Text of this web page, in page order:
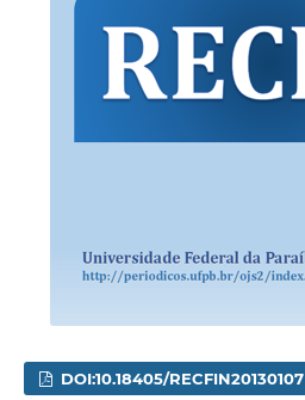
DOI:10.18405/RECFIN20130107